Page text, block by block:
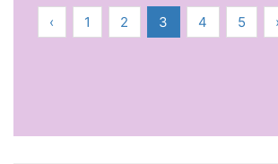
‹ 1 2 3 4 5